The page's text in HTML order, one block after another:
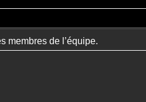
membres de l’équipe.